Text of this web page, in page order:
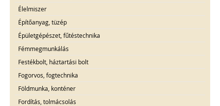
Élelmiszer
Építőanyag, tüzép
Épületgépészet, fűtéstechnika
Fémmegmunkálás
Festékbolt, háztartási bolt
Fogorvos, fogtechnika
Földmunka, konténer
Fordítás, tolmácsolás